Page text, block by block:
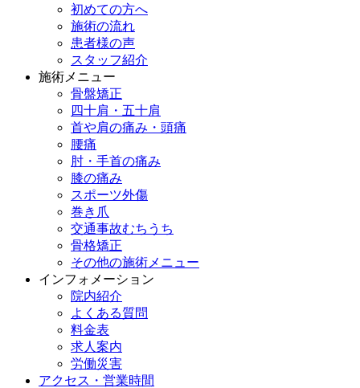
初めての方へ
施術の流れ
患者様の声
スタッフ紹介
施術メニュー
骨盤矯正
四十肩・五十肩
首や肩の痛み・頭痛
腰痛
肘・手首の痛み
膝の痛み
スポーツ外傷
巻き爪
交通事故むちうち
骨格矯正
その他の施術メニュー
インフォメーション
院内紹介
よくある質問
料金表
求人案内
労働災害
アクセス・営業時間